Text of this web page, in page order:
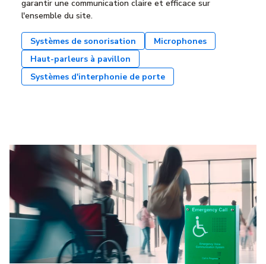
garantir une communication claire et efficace sur
l'ensemble du site.
Systèmes de sonorisation
Microphones
Haut-parleurs à pavillon
Systèmes d'interphonie de porte